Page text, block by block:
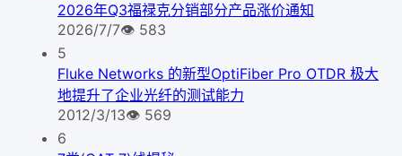
2026年Q3福禄克分销部分产品涨价通知
2026/7/7👁 583
5
Fluke Networks 的新型OptiFiber Pro OTDR 极大
地提升了企业光纤的测试能力
2012/3/13👁 569
6